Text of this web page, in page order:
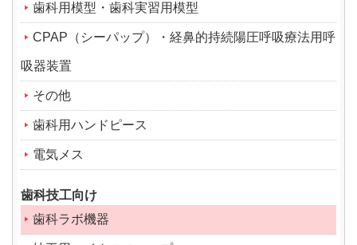
歯科用模型・歯科実習用模型
CPAP（シーパップ）・経鼻的持続陽圧呼吸療法用呼
吸器装置
その他
歯科用ハンドピース
電気メス
歯科技工向け
歯科ラボ機器